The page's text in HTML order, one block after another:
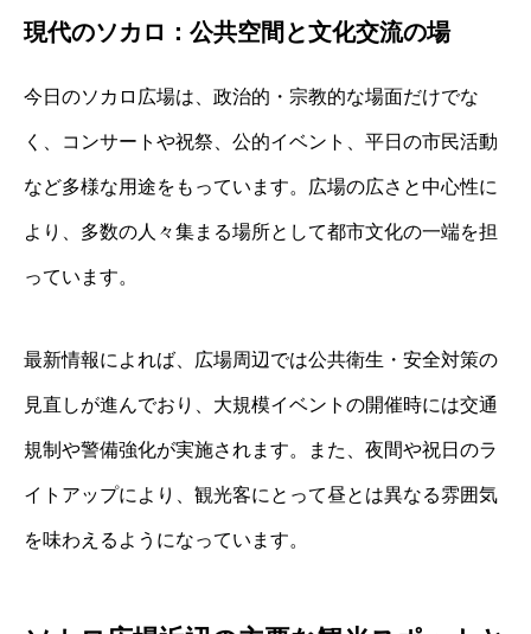
現代のソカロ：公共空間と文化交流の場
今日のソカロ広場は、政治的・宗教的な場面だけでな
く、コンサートや祝祭、公的イベント、平日の市民活動
など多様な用途をもっています。広場の広さと中心性に
より、多数の人々集まる場所として都市文化の一端を担
っています。
最新情報によれば、広場周辺では公共衛生・安全対策の
見直しが進んでおり、大規模イベントの開催時には交通
規制や警備強化が実施されます。また、夜間や祝日のラ
イトアップにより、観光客にとって昼とは異なる雰囲気
を味わえるようになっています。